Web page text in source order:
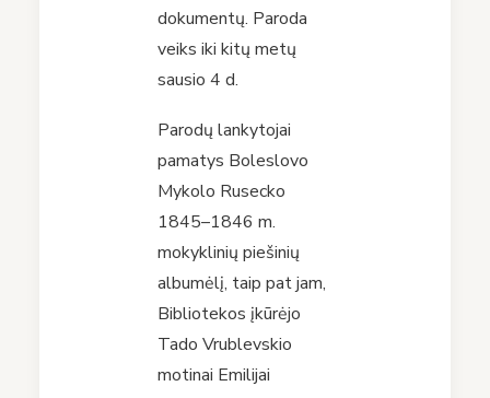
dokumentų. Paroda
veiks iki kitų metų
sausio 4 d.
Parodų lankytojai
pamatys Boleslovo
Mykolo Rusecko
1845–1846 m.
mokyklinių piešinių
albumėlį, taip pat jam,
Bibliotekos įkūrėjo
Tado Vrublevskio
motinai Emilijai